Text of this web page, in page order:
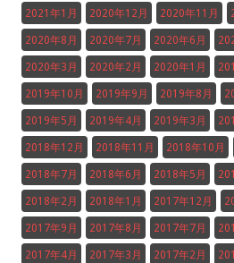
2021年1月 2020年12月 2020年11月
2020年8月 2020年7月 2020年6月
2020年3月 2020年2月 2020年1月
2019年10月 2019年9月 2019年8月
2019年5月 2019年4月 2019年3月
2018年12月 2018年11月 2018年10月
2018年7月 2018年6月 2018年5月
2018年2月 2018年1月 2017年12月
2017年9月 2017年8月 2017年7月
2017年4月 2017年3月 2017年2月